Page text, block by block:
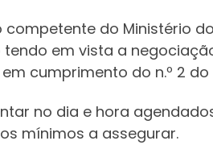
do Ministério
tendo em vista a
cumprimento do n.º 2
no dia e hora
mínimos a assegurar.